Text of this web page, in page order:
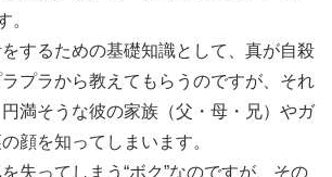
。
するための基礎知識として、真が自殺
プラから教えてもらうのですが、それ
満そうな彼の家族（父・母・兄）やガ
顔を知ってしまいます。
失ってしまう“ボク”なのですが、その